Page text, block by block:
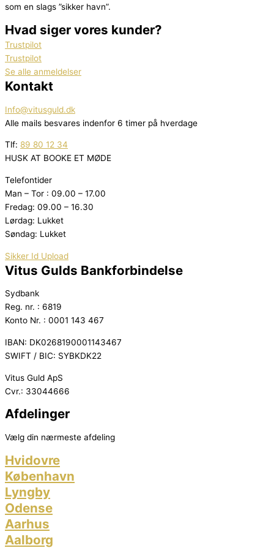
som en slags ”sikker havn”.
Hvad siger vores kunder?
Trustpilot
Trustpilot
Se alle anmeldelser
Kontakt
Info@vitusguld.dk
Alle mails besvares indenfor 6 timer på hverdage
Tlf: 89 80 12 34
HUSK AT BOOKE ET MØDE
Telefontider
Man – Tor : 09.00 – 17.00
Fredag: 09.00 – 16.30
Lørdag: Lukket
Søndag: Lukket
Sikker Id Upload
Vitus Gulds Bankforbindelse
Sydbank
Reg. nr. : 6819
Konto Nr. : 0001 143 467
IBAN: DK0268190001143467
SWIFT / BIC: SYBKDK22
Vitus Guld ApS
Cvr.: 33044666
Afdelinger
Vælg din nærmeste afdeling
Hvidovre
København
Lyngby
Odense
Aarhus
Aalborg